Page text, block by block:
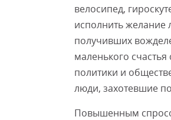
велосипед,
исполнить желание
получивших
маленького
политики и
люди, захотевшие
Повышенным